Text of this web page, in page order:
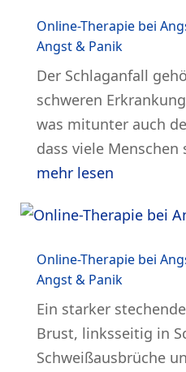
Online-Therapie bei
Angst & Panik
Der Schlaganfall
schweren
was mitunter auch
dass viele Menschen
mehr lesen
Online-Therapie bei
Angst & Panik
Ein starker
Brust, linksseitig in
Schweißausbrüche